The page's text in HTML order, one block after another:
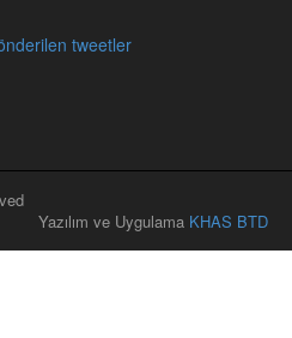
tweetler
Yazılım ve Uygulama KHAS BTD